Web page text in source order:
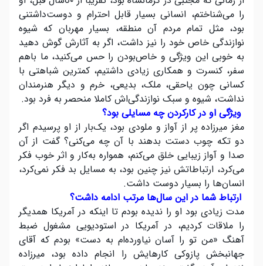
را می‌شناختم، انسانی بسیار قابل احترام و دوست‌داشتنی
بود، مثل تمام مردم آن منطقه، بسیار مهربان که شیوه‌
نوازندگی خاص خود را نیز داشت، اگر به آثارش گوش دهید
به خوبی این ویژگی و خاص‌بودن را حس می‌کنید، ما باهم
سفر، کنسرت و همکاری زیادی داشتیم، کمترین شباهتی با
کسانی چون یاحقی، ملک، بدیعی، خرم و دیگر هنرمندان
نداشت، شیوه و سبک نوازندگی‌اش کاملا منحصر به فرد بود.
ویژگی او در کارکردن چه مسایلی بود؟
مغز میرزاده پر از آواز و ملودی بود، یک‌بار از او پرسیدم اگر
دو تکه چوب دستت بدهند با آن‌ چه می‌کنی؟ گفت از آن
صدا و آواز زیبایی خلق می‌کنم، همواره به‌کار و اثر خوب فکر
می‌کرد، ارتباطاتش نیز چنین بود، به مسایل بد فکر نمی‌کرد،
انسان‌ها را بسیار دوست داشت.
ارتباط شما در این سال‌ها مرتب ادامه داشت؟
مدت زیادی بود او را ندیده بودم تا اینکه در آمریکا همدیگر
را ملاقات کردیم، در آمریکا در استودیویی مشغول ضبط
آهنگ «من تو را آسان نیاورده‌ام به دست» بودم که آقای
جهانبخش پازوکی کارهایش را انجام داده بود، میرزاده